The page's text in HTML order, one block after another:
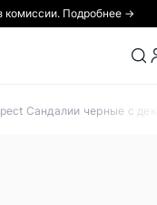
комиссии. Подробнее →
Сандалии черные с